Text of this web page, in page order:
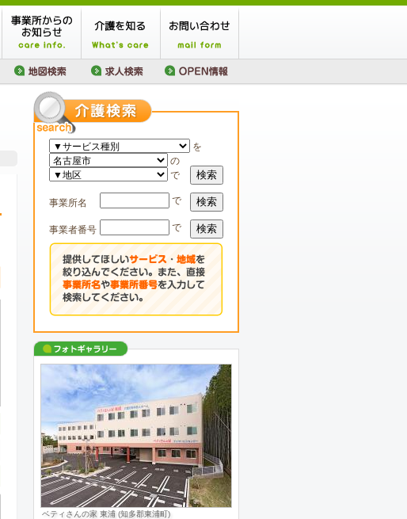
を
の
で
検索
事業所名 で 検索
事業者番号 で 検索
ベティさんの家 東浦 (知多郡東浦町)
住宅型有料老人ホーム 花みずき苑 (一宮市)